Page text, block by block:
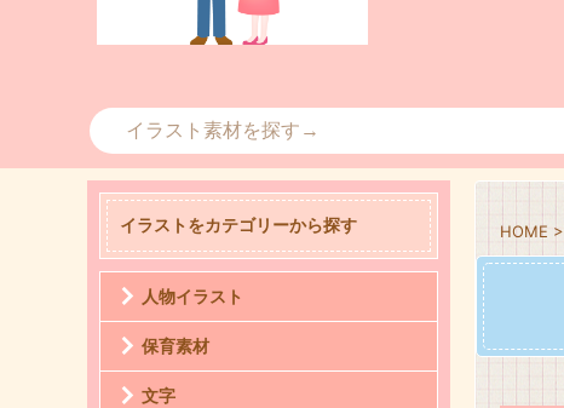
HOME >
イラストをカテゴリーから探す
人物イラスト
保育素材
文字